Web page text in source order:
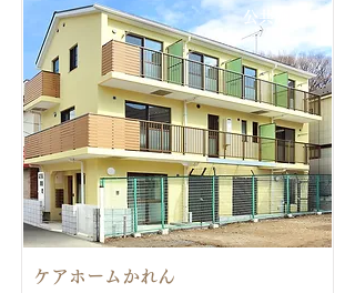
公共施設
ケアホームかれん